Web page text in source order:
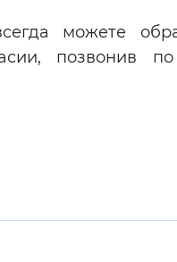
можете
позвонив по